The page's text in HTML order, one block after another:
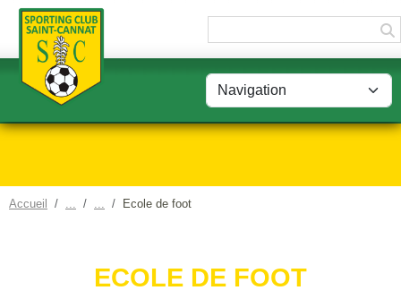
Accueil Ecole de foot
ECOLE DE FOOT
Panneau de gestion des cookies